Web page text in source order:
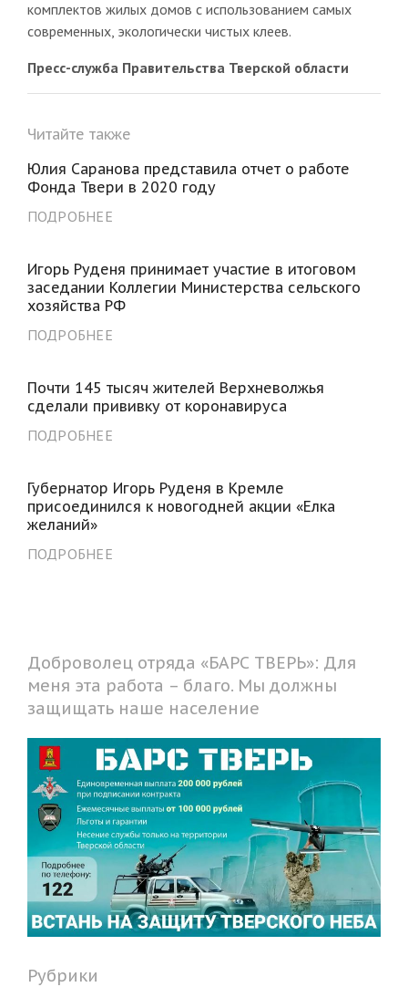
комплектов жилых домов с использованием самых
современных, экологически чистых клеев.
Пресс-служба Правительства Тверской области
Читайте также
Юлия Саранова представила отчет о работе
Фонда Твери в 2020 году
ПОДРОБНЕЕ
Игорь Руденя принимает участие в итоговом
заседании Коллегии Министерства сельского
хозяйства РФ
ПОДРОБНЕЕ
Почти 145 тысяч жителей Верхневолжья
сделали прививку от коронавируса
ПОДРОБНЕЕ
Губернатор Игорь Руденя в Кремле
присоединился к новогодней акции «Елка
желаний»
ПОДРОБНЕЕ
Доброволец отряда «БАРС ТВЕРЬ»: Для
меня эта работа – благо. Мы должны
защищать наше население
Рубрики